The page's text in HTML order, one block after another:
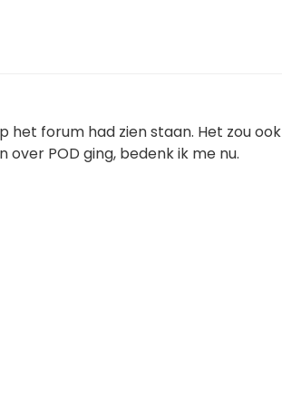
het forum had zien staan. Het zou ook
POD ging, bedenk ik me nu.